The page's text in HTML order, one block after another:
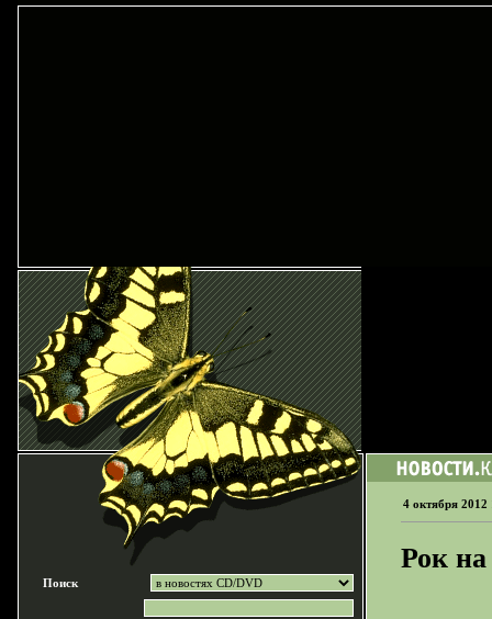
Поиск
4 октября 2012
Рок на